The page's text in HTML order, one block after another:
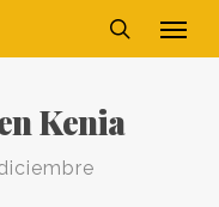
search
Kenia